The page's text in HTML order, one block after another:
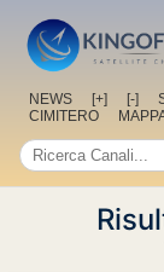
NEWS [+] [-]
CIMITERO